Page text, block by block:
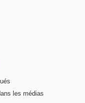
les médias